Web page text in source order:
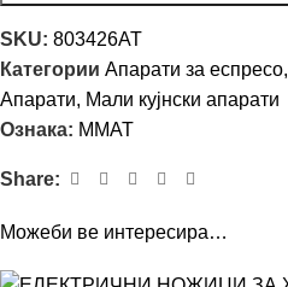
SKU: 803426AT
Категории Апарати за еспресо,
Апарати, Мали кујнски апарати
Ознака: MMAT
Share:
Можеби ве интересира…